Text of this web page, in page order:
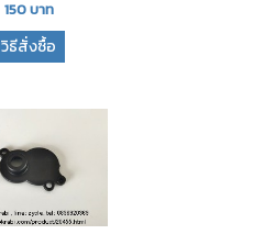
150บาท
วิธีสั่งซื้อ